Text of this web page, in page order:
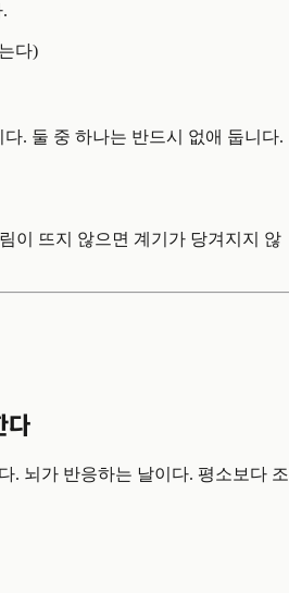
다)
다. 둘 중 하나는 반드시 없애 둡니다.
이 뜨지 않으면 계기가 당겨지지 않
다
. 뇌가 반응하는 날이다. 평소보다 조